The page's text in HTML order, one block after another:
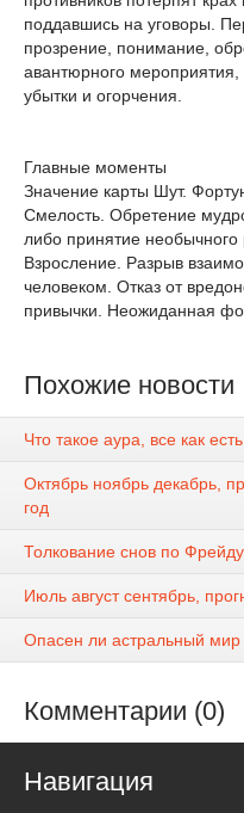
поддавшись на уговоры.
прозрение, понимание,
авантюрного мероприятия,
убытки и огорчения.
Главные моменты
Значение карты Шут.
Смелость. Обретение
либо принятие
Взросление. Разрыв
человеком. Отказ от
привычки. Неожиданная
Похожие новости
Что такое аура, все как есть
Октябрь ноябрь декабрь,
год
Толкование снов по
Июль август сентябрь,
Опасен ли астральный мир
Комментарии (0)
Навигация